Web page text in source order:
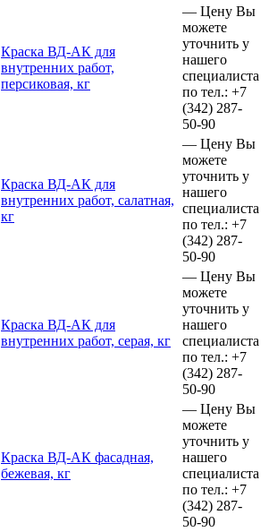
Краска ВД-АК для
внутренних работ,
персиковая, кг
— Цену Вы
можете
уточнить у
нашего
специалиста
по тел.: +7
(342) 287-
50-90
Краска ВД-АК для
внутренних работ, салатная,
кг
— Цену Вы
можете
уточнить у
нашего
специалиста
по тел.: +7
(342) 287-
50-90
Краска ВД-АК для
внутренних работ, серая, кг
— Цену Вы
можете
уточнить у
нашего
специалиста
по тел.: +7
(342) 287-
50-90
Краска ВД-АК фасадная,
бежевая, кг
— Цену Вы
можете
уточнить у
нашего
специалиста
по тел.: +7
(342) 287-
50-90